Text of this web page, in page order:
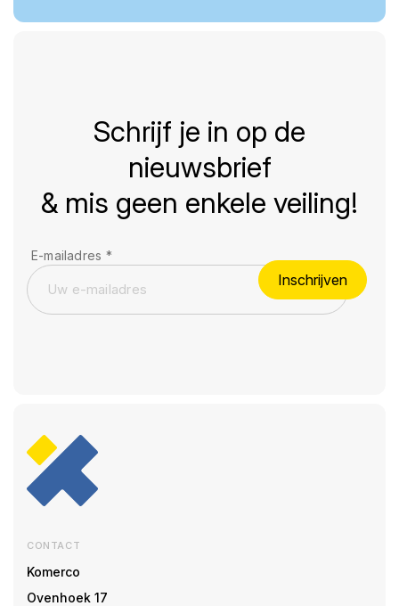
Schrijf je in op de
nieuwsbrief
& mis geen enkele veiling!
E-mailadres *
Inschrijven
CONTACT
Komerco
Ovenhoek 17